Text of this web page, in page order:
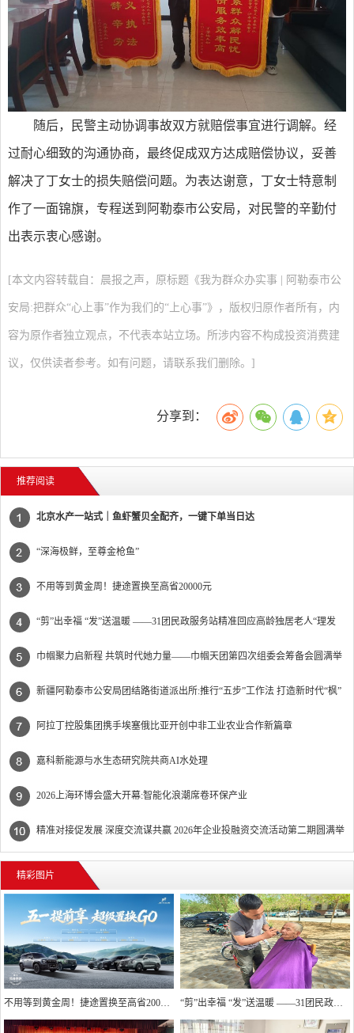
随后，民警主动协调事故双方就赔偿事宜进行调解。经
过耐心细致的沟通协商，最终促成双方达成赔偿协议，妥善
解决了丁女士的损失赔偿问题。为表达谢意，丁女士特意制
作了一面锦旗，专程送到阿勒泰市公安局，对民警的辛勤付
出表示衷心感谢。
[本文内容转载自：晨报之声，原标题《我为群众办实事 | 阿勒泰市公
安局:把群众“心上事”作为我们的“上心事”》，版权归原作者所有，内
容为原作者独立观点，不代表本站立场。所涉内容不构成投资消费建
议，仅供读者参考。如有问题，请联系我们删除。]
分享到：
推荐阅读
北京水产一站式｜鱼虾蟹贝全配齐，一键下单当日达
“深海极鲜，至尊金枪鱼”
不用等到黄金周！捷途置换至高省20000元
“剪”出幸福 “发”送温暖 ——31团民政服务站精准回应高龄独居老人“理发
难”
巾帼聚力启新程 共筑时代她力量——巾帼天团第四次组委会筹备会圆满举
办
新疆阿勒泰市公安局团结路街道派出所:推行“五步”工作法 打造新时代“枫”
景线
阿拉丁控股集团携手埃塞俄比亚开创中非工业农业合作新篇章
嘉科新能源与水生态研究院共商AI水处理
2026上海环博会盛大开幕:智能化浪潮席卷环保产业
精准对接促发展 深度交流谋共赢 2026年企业投融资交流活动第二期圆满举
精彩图片
不用等到黄金周！捷途置换至高省20000元 “剪”出幸福 “发”送温暖 ——31团民政服务站精准回应高龄独居老人“理发难”